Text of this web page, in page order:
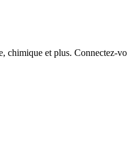
et plus. Connectez-